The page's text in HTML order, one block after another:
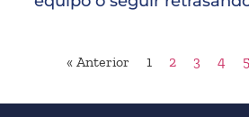
« Anterior 1 2 3 4 5